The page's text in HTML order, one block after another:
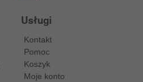
Usługi
Kontakt
Pomoc
Koszyk
Moje konto